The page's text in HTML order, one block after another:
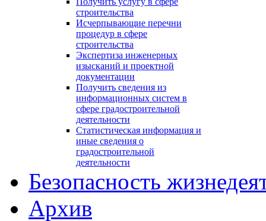
строительства
Исчерпывающие перечни
процедур в сфере
строительства
Экспертиза инженерных
изысканий и проектной
документации
Получить сведения из
информационных систем в
сфере градостроительной
деятельности
Статистическая информация и
иные сведения о
градостроительной
деятельности
Безопасность
Архив